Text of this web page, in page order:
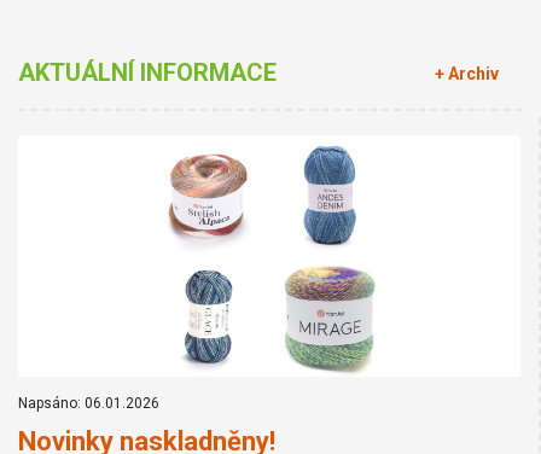
AKTUÁLNÍ INFORMACE + Archiv
Napsáno: 06.01.2026
Novinky naskladněny!